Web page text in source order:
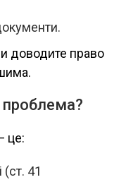
доводите право
це:
41